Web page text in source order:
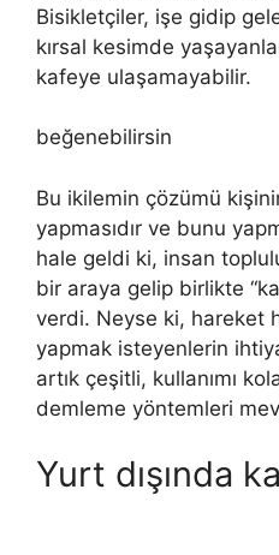
Bisikletçiler, işe gidip
kırsal kesimde
kafeye ulaşamayabilir.
beğenebilirsin
Bu ikilemin çözümü
yapmasıdır ve bunu
hale geldi ki, insan
bir araya gelip birlikte
verdi. Neyse ki, hareket
yapmak isteyenlerin
artık çeşitli, kullanımı
demleme yöntemleri
Yurt dışında